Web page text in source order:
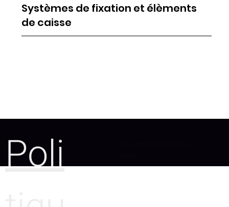
Systèmes de fixation et élèments
de caisse
Poli